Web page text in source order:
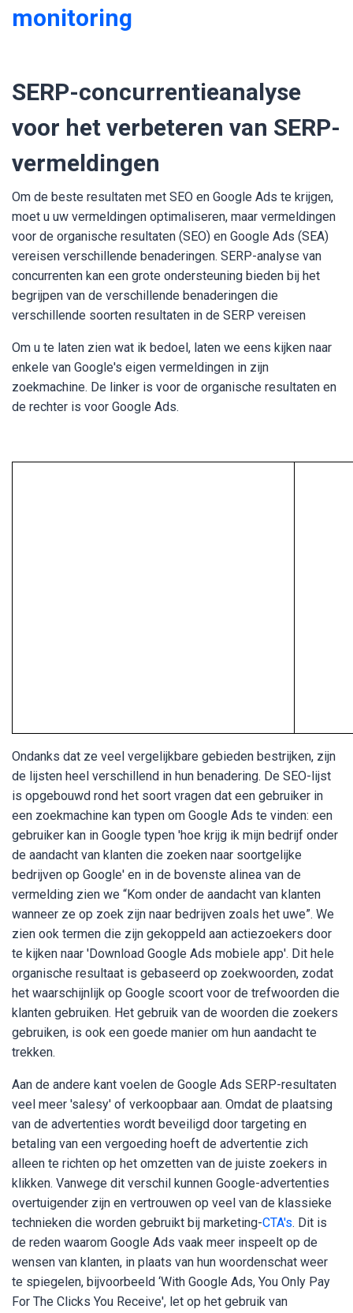
monitoring
SERP-concurrentieanalyse
voor het verbeteren van SERP-
vermeldingen
Om de beste resultaten met SEO en Google Ads te krijgen,
moet u uw vermeldingen optimaliseren, maar vermeldingen
voor de organische resultaten (SEO) en Google Ads (SEA)
vereisen verschillende benaderingen. SERP-analyse van
concurrenten kan een grote ondersteuning bieden bij het
begrijpen van de verschillende benaderingen die
verschillende soorten resultaten in de SERP vereisen
Om u te laten zien wat ik bedoel, laten we eens kijken naar
enkele van Google's eigen vermeldingen in zijn
zoekmachine. De linker is voor de organische resultaten en
de rechter is voor Google Ads.
Ondanks dat ze veel vergelijkbare gebieden bestrijken, zijn
de lijsten heel verschillend in hun benadering. De SEO-lijst
is opgebouwd rond het soort vragen dat een gebruiker in
een zoekmachine kan typen om Google Ads te vinden: een
gebruiker kan in Google typen 'hoe krijg ik mijn bedrijf onder
de aandacht van klanten die zoeken naar soortgelijke
bedrijven op Google' en in de bovenste alinea van de
vermelding zien we “Kom onder de aandacht van klanten
wanneer ze op zoek zijn naar bedrijven zoals het uwe”. We
zien ook termen die zijn gekoppeld aan actiezoekers door
te kijken naar 'Download Google Ads mobiele app'. Dit hele
organische resultaat is gebaseerd op zoekwoorden, zodat
het waarschijnlijk op Google scoort voor de trefwoorden die
klanten gebruiken. Het gebruik van de woorden die zoekers
gebruiken, is ook een goede manier om hun aandacht te
trekken.
Aan de andere kant voelen de Google Ads SERP-resultaten
veel meer 'salesy' of verkoopbaar aan. Omdat de plaatsing
van de advertenties wordt beveiligd door targeting en
betaling van een vergoeding hoeft de advertentie zich
alleen te richten op het omzetten van de juiste zoekers in
klikken. Vanwege dit verschil kunnen Google-advertenties
overtuigender zijn en vertrouwen op veel van de klassieke
technieken die worden gebruikt bij marketing-CTA's. Dit is
de reden waarom Google Ads vaak meer inspeelt op de
wensen van klanten, in plaats van hun woordenschat weer
te spiegelen, bijvoorbeeld ‘With Google Ads, You Only Pay
For The Clicks You Receive', let op het gebruik van